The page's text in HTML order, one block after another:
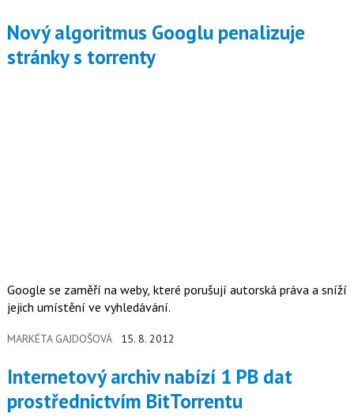
Nový algoritmus Googlu penalizuje
stránky s torrenty
Google se zaměří na weby, které porušují autorská práva a sníží
jejich umístění ve vyhledávání.
MARKÉTA GAJDOŠOVÁ 15. 8. 2012
Internetový archiv nabízí 1 PB dat
prostřednictvím BitTorrentu